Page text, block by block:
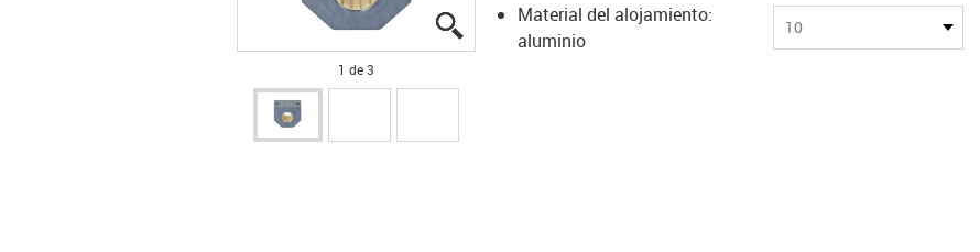
igus-icon-lupe
igus-icon-lupe
igus-icon-lupe
1 de 3
Material del alojamiento:
aluminio
10